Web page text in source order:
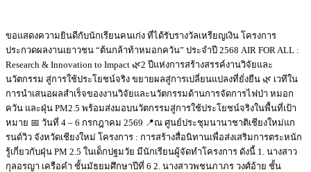
ขอแสดงความยินดีกับนักเรียนคนเก่ง ที่ได้รับรางวัลเหรียญเงิน โครงการ
ประกวดผลงานเยาวชน “ต้นกล้าท้าหมอกควัน” ประจำปี 2568 AIR FOR ALL :
Research & Innovation to Impact 🌿2 ปีแห่งการสร้างสรรค์งานวิจัยและ
นวัตกรรม สู่การใช้ประโยชน์จริง ขยายผลสู่การเปลี่ยนแปลงที่ยั่งยืน 🌿 เวทีใน
การนำเสนอผลสำเร็จของงานวิจัยและนวัตกรรมด้านการจัดการไฟป่า หมอก
ควัน และฝุ่น PM2.5 พร้อมส่งมอบนวัตกรรมสู่การใช้ประโยชน์จริงในพื้นที่เป้า
หมาย 📅 วันที่ 4 – 6 กรกฎาคม 2569 📍ณ ศูนย์ประชุมนานาชาติเชียงใหม่แก
รนด์วิว จังหวัดเชียงใหม่ โครงการ : การสร้างสื่อนิทานเพื่อส่งเสริมการตระหนัก
รู้เกี่ยวกับฝุ่น PM 2.5 ในเด็กปฐมวัย มีนักเรียนผู้จัดทำโครงการ ดังนี้ 1. นางสาว
กุลอรญา เครือคำ ชั้นมัธยมศึกษาปีที่ 6 2. นางสาวพชนภาภร วงศ์อ้าย ชั้น